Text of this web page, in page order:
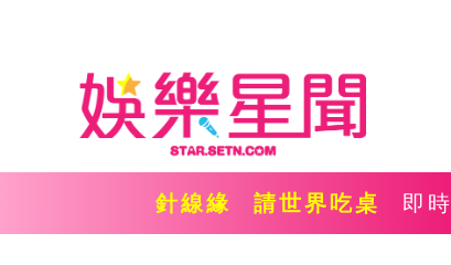
針線緣 請世界吃桌 即時